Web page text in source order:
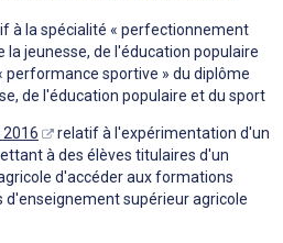
à la spécialité « perfectionnement
jeunesse, de l'éducation populaire
performance sportive » du diplôme
de l'éducation populaire et du sport
2016
relatif à l'expérimentation d'un
à des élèves titulaires d'un
d'accéder aux formations
supérieur agricole